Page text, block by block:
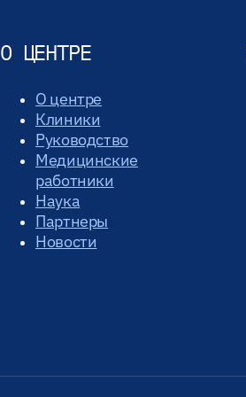
О ЦЕНТРЕ
О центре
Клиники
Руководство
Медицинские
работники
Наука
Партнеры
Новости